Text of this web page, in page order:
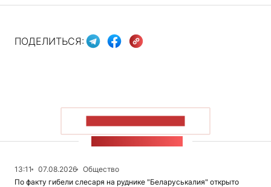
ПОДЕЛИТЬСЯ:
13:11 07.08.2026
Общество
По факту гибели слесаря на руднике "Беларуськалия" открыто